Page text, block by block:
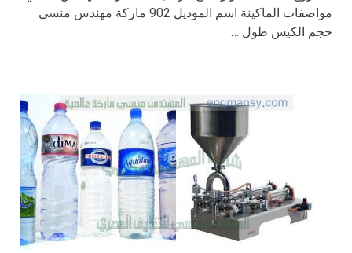
مواصفات الماكينة اسم الموديل 902 ماركة مهندس منسي
حجم الكيس طول …